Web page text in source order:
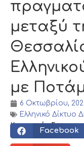
μεταξύ
με
6 Οκτωβρίου,
Ελληνικό
Κοινωνικός
Facebook